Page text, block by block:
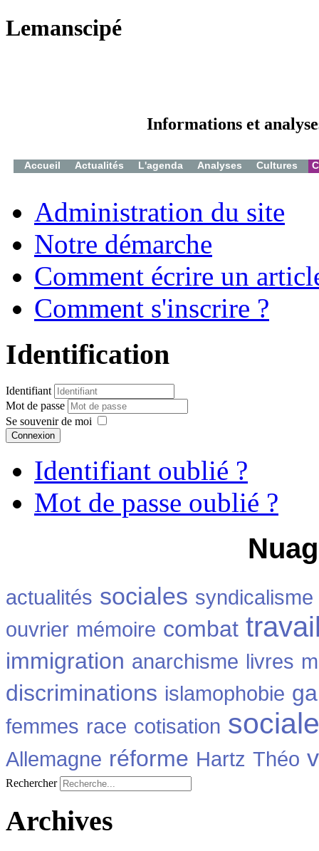
Lemanscipé
Informations et
Accueil Actualités L'agenda Analyses Cultures
Administration du site
Notre démarche
Comment écrire un
Comment s'inscrire ?
Identification
Identifiant
Mot de passe
Se souvenir de moi
Connexion
Identifiant oublié ?
Mot de passe oublié ?
actualités sociales syndicalisme
ouvrier mémoire combat
immigration anarchisme livres
discriminations islamophobie
femmes race cotisation sociale
Allemagne réforme Hartz Théo
Rechercher
Archives